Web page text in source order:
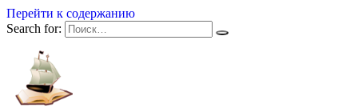
Перейти к содержанию
Search for: